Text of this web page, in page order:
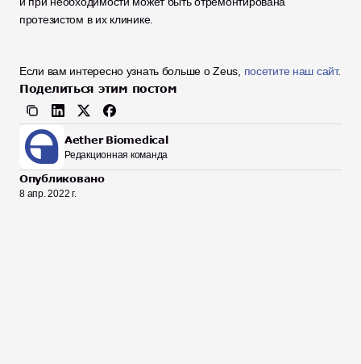
протезистом в их клинике.
Если вам интересно узнать больше о Zeus, посетите наш сайт.
Поделиться этим постом
Aether Biomedical
Редакционная команда
Опубликовано
8 апр. 2022 г.